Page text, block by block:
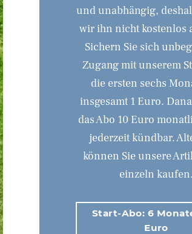
und unabhängig,
wir ihn nicht kostenlos
Sichern Sie sich
Zugang mit unserem
die ersten sechs
insgesamt 1 Euro.
das Abo 10 Euro
jederzeit kündbar.
können Sie unsere
einzeln kaufen.
Start-Abo: 6
Euro